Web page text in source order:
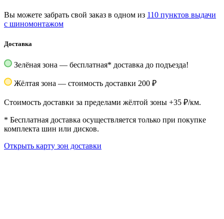
Вы можете забрать свой заказ в одном из 110 пунктов выдачи
с шиномонтажом
Доставка
Зелёная зона — бесплатная* доставка до подъезда!
Жёлтая зона — стоимость доставки 200 ₽
Стоимость доставки за пределами жёлтой зоны +35 ₽/км.
* Бесплатная доставка осуществляется только при покупке
комплекта шин или дисков.
Открыть карту зон доставки